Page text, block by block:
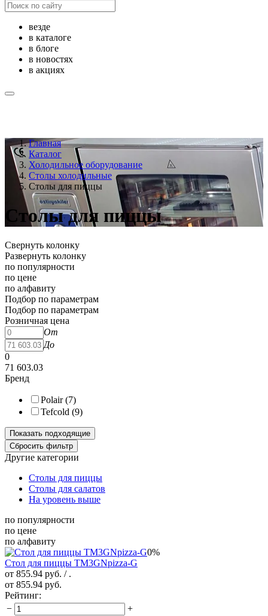
везде
в каталоге
в блоге
в новостях
в акциях
Главная
Каталог
Холодильное оборудование
Столы холодильные
Столы для пиццы
Столы для пиццы
Свернуть колонку
Развернуть колонку
по популярности
по цене
по алфавиту
Подбор по параметрам
Подбор по параметрам
Розничная цена
От
До
0
71 603.03
Бренд
Polair (7)
Tefcold (9)
Другие категории
Столы для пиццы
Столы для салатов
На уровень выше
по популярности
по цене
по алфавиту
0%
Стол для пиццы TM3GNpizza-G
от 855.94 руб. / .
от 855.94 руб.
Рейтинг:
−
+